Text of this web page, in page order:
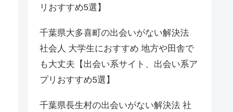
リおすすめ5選】
千葉県大多喜町の出会いがない解決法
社会人 大学生におすすめ 地方や田舎で
も大丈夫【出会い系サイト、出会い系ア
プリおすすめ5選】
千葉県長生村の出会いがない解決法 社